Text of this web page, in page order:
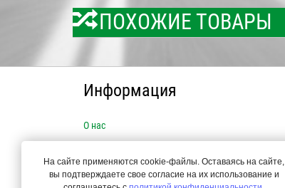
ПОХОЖИЕ ТОВАРЫ
Информация
О нас
Популярные товары
На сайте применяются cookie-файлы. Оставаясь на сайте,
вы подтверждаете свое согласие на их использование и